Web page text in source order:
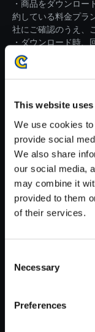
This website
We use cookies
provide social
We also share
our social media,
may combine it
provided to them
of their services.
Selection
Necessary
Preferences
・商品をダウンロ
約している料金プラ
社にご確認のうえ、
・ダウンロード時、
がかかる場合がござ
※ご購入いただいた
が安定しているWifi